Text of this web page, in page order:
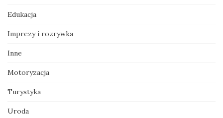
Edukacja
Imprezy i rozrywka
Inne
Motoryzacja
Turystyka
Uroda